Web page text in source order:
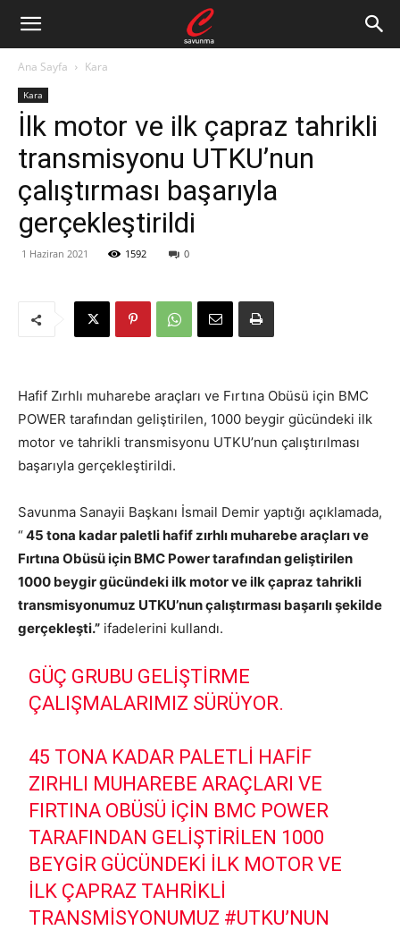
Ana Sayfa Kara
Kara
İlk motor ve ilk çapraz tahrikli
transmisyonu UTKU’nun
çalıştırması başarıyla
gerçekleştirildi
1 Haziran 2021 1592 0
Hafif Zırhlı muharebe araçları ve Fırtına Obüsü için BMC
POWER tarafından geliştirilen, 1000 beygir gücündeki ilk
motor ve tahrikli transmisyonu UTKU’nun çalıştırılması
başarıyla gerçekleştirildi.
Savunma Sanayii Başkanı İsmail Demir yaptığı açıklamada,
“45 tona kadar paletli hafif zırhlı muharebe araçları ve
Fırtına Obüsü için BMC Power tarafından geliştirilen
1000 beygir gücündeki ilk motor ve ilk çapraz tahrikli
transmisyonumuz UTKU’nun çalıştırması başarılı şekilde
gerçekleşti.” ifadelerini kullandı.
GÜÇ GRUBU GELIŞTIRME
ÇALIŞMALARIMIZ SÜRÜYOR.
45 TONA KADAR PALETLI HAFIF
ZIRHLI MUHAREBE ARAÇLARI VE
FIRTINA OBÜSÜ IÇIN BMC POWER
TARAFINDAN GELIŞTIRILEN 1000
BEYGIR GÜCÜNDEKI ILK MOTOR VE
ILK ÇAPRAZ TAHRIKLI
TRANSMISYONUMUZ #UTKU’NUN